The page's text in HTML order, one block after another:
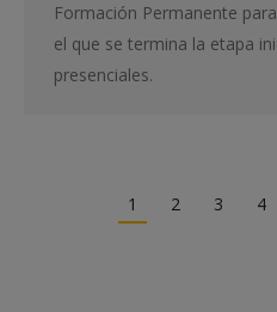
Formación Permanente
el que se termina la etapa
presenciales.
1 2 3 4